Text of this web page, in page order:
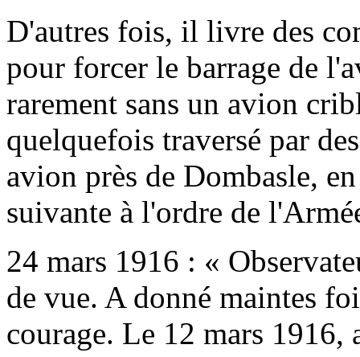
D'autres fois, il livre des
pour forcer le barrage de
rarement sans un avion
quelquefois traversé par
avion près de Dombasle,
suivante à l'ordre de
24 mars 1916 : «
de vue. A donné maintes
courage. Le 12 mars 1916,